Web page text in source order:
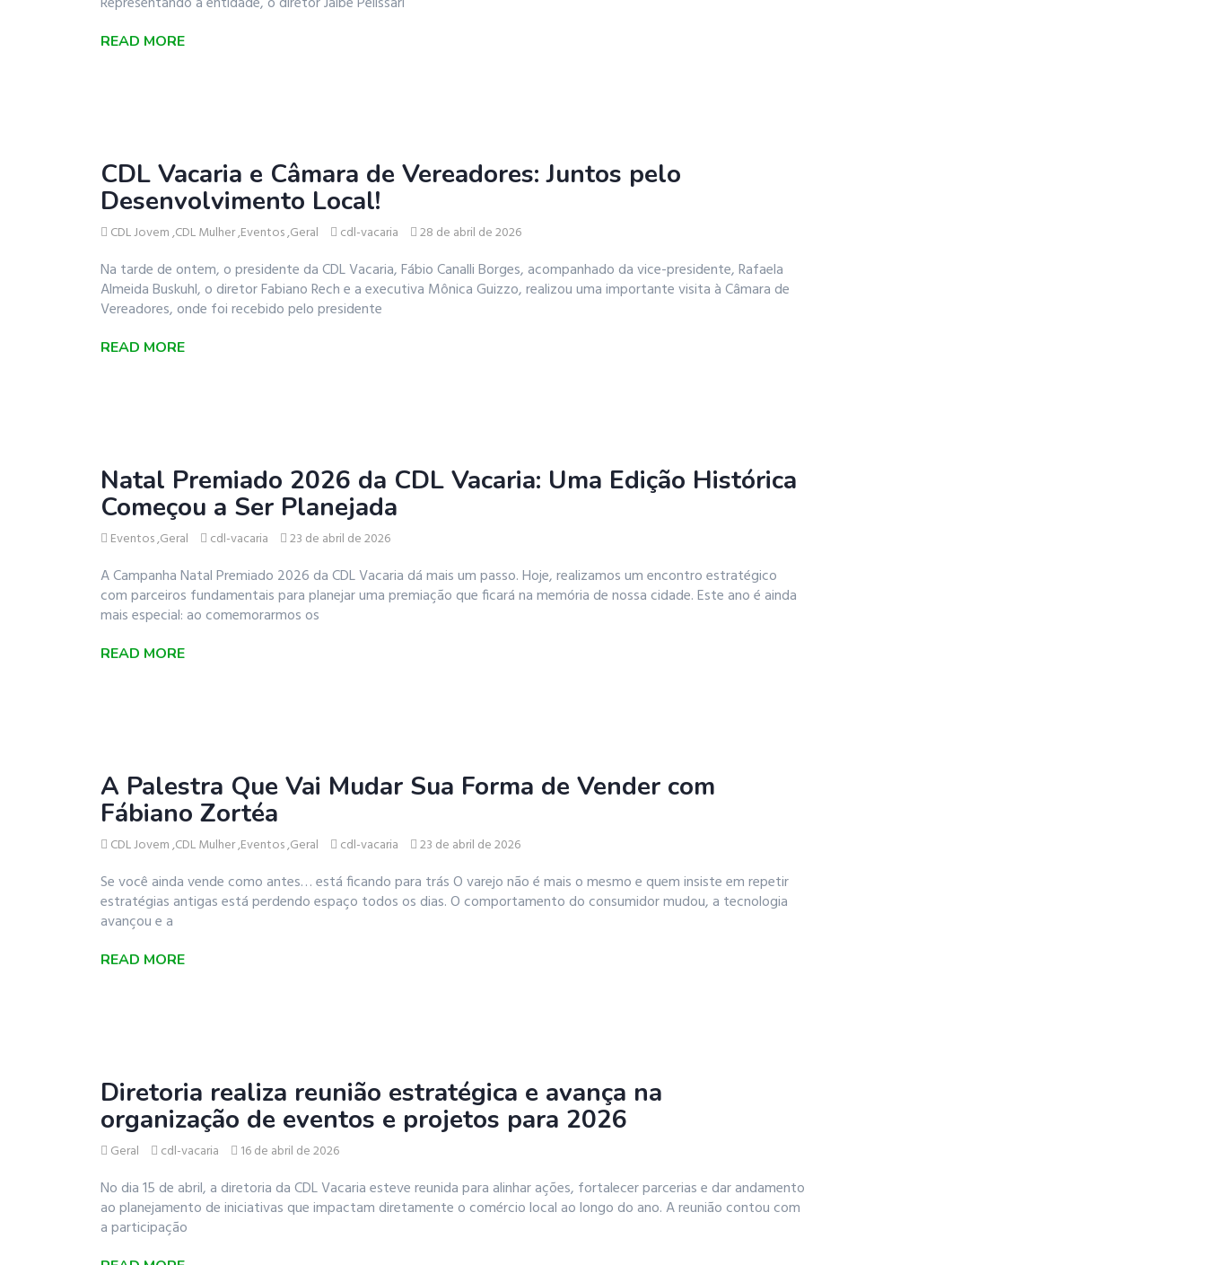
READ MORE
CDL Vacaria e Câmara de Vereadores: Juntos pelo
Desenvolvimento Local!
CDL Jovem,CDL Mulher,Eventos,Geral cdl-vacaria 28 de abril de 2026
Na tarde de ontem, o presidente da CDL Vacaria, Fábio Canalli Borges, acompanhado da vice-presidente, Rafaela
Almeida Buskuhl, o diretor Fabiano Rech e a executiva Mônica Guizzo, realizou uma importante visita à Câmara de
Vereadores, onde foi recebido pelo presidente
READ MORE
Natal Premiado 2026 da CDL Vacaria: Uma Edição Histórica
Começou a Ser Planejada
Eventos,Geral cdl-vacaria 23 de abril de 2026
A Campanha Natal Premiado 2026 da CDL Vacaria dá mais um passo. Hoje, realizamos um encontro estratégico
com parceiros fundamentais para planejar uma premiação que ficará na memória de nossa cidade. Este ano é ainda
mais especial: ao comemorarmos os
READ MORE
A Palestra Que Vai Mudar Sua Forma de Vender com
Fábiano Zortéa
CDL Jovem,CDL Mulher,Eventos,Geral cdl-vacaria 23 de abril de 2026
Se você ainda vende como antes… está ficando para trás O varejo não é mais o mesmo e quem insiste em repetir
estratégias antigas está perdendo espaço todos os dias. O comportamento do consumidor mudou, a tecnologia
avançou e a
READ MORE
Diretoria realiza reunião estratégica e avança na
organização de eventos e projetos para 2026
Geral cdl-vacaria 16 de abril de 2026
No dia 15 de abril, a diretoria da CDL Vacaria esteve reunida para alinhar ações, fortalecer parcerias e dar andamento
ao planejamento de iniciativas que impactam diretamente o comércio local ao longo do ano. A reunião contou com
a participação